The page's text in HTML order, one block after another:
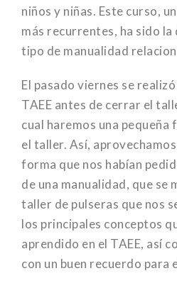
niños y niñas. Este curso,
más recurrentes, ha sido la
tipo de manualidad
El pasado viernes se
TAEE antes de cerrar el
cual haremos una
el taller. Así,
forma que nos habían
de una manualidad, que se
taller de pulseras que nos
los principales conceptos
aprendido en el TAEE, así
con un buen recuerdo para